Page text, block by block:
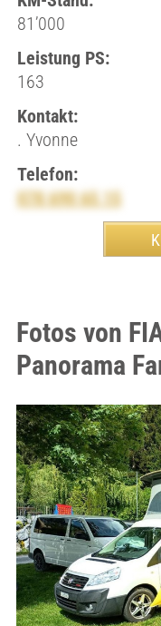
81’000
Leistung PS:
163
Kontakt:
. Yvonne
Telefon:
078 690 65 15
Fotos von
Panorama